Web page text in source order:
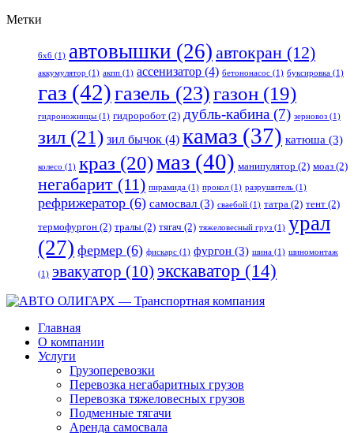
Метки
6x6 (1) автовышки (26) автокран (12)
аккумулятор (1) акпп (1) ассенизатор (4) бетононасос (1) буксировка (1)
газ (42)газель (23)газон (19)
гидроножницы (1) гидроробот (2) дубль-кабина (7) зерновоз (1)
зил (21) зил бычок (4) камаз (37) катюша (3)
колесо (1) краз (20)маз (40) манипулятор (2) моаз (2)
негабарит (11) пирамида (1) прокол (1) разрушитель (1)
рефрижератор (6) самосвал (3) сваебой (1) татра (2) тент (2)
термофургон (2) тралы (2) тягач (2) тяжеловесный груз (1) урал
(27) фермер (6) фискарс (1) фургон (3) шина (1) шиномонтаж
(1) эвакуатор (10) экскаватор (14)
Главная
О компании
Услуги
Грузоперевозки
Перевозка негабаритных грузов
Перевозка тяжеловесных грузов
Подменные тягачи
Аренда самосвала